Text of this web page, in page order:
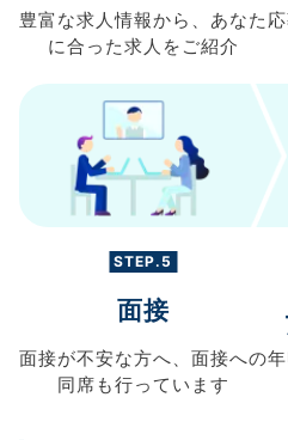
豊富な求人情報から、 あなた
に合った求人を ご紹介
STEP.5
面接
面接が不安な方へ、 面接への
同席も行っています